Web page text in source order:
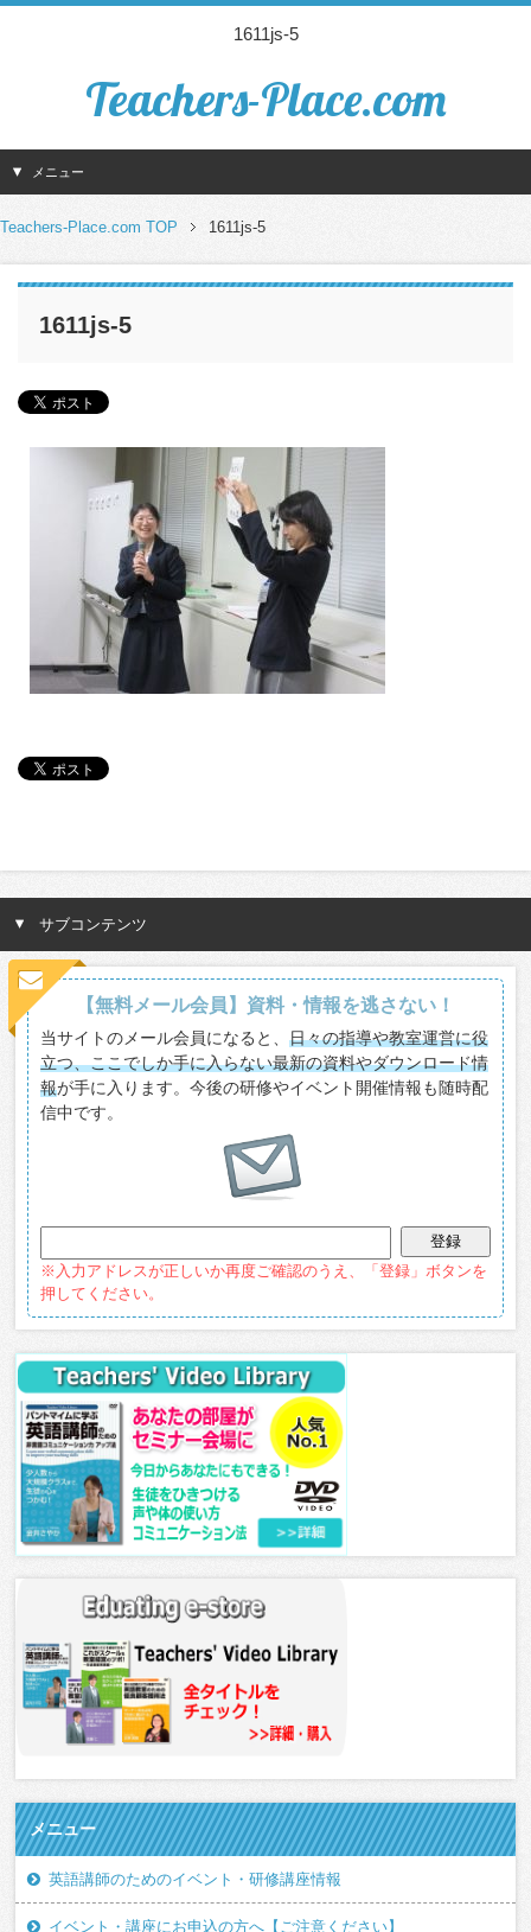
1611js-5
Teachers-Place.com
メニュー
Teachers-Place.com TOP 1611js-5
1611js-5
サブコンテンツ
【無料メール会員】資料・情報を逃さない！
当サイトのメール会員になると、日々の指導や教室運営に役
立つ、ここでしか手に入らない最新の資料やダウンロード情
報が手に入ります。今後の研修やイベント開催情報も随時配
信中です。
※入力アドレスが正しいか再度ご確認のうえ、「登録」ボタンを
押してください。
メニュー
英語講師のためのイベント・研修講座情報
イベント・講座にお申込の方へ【ご注意ください】